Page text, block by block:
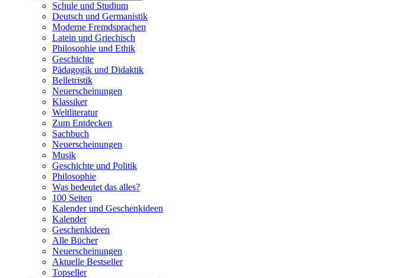
Schule und Studium
Deutsch und Germanistik
Moderne Fremdsprachen
Latein und Griechisch
Philosophie und Ethik
Geschichte
Pädagogik und Didaktik
Belletristik
Neuerscheinungen
Klassiker
Weltliteratur
Zum Entdecken
Sachbuch
Neuerscheinungen
Musik
Geschichte und Politik
Philosophie
Was bedeutet das alles?
100 Seiten
Kalender und Geschenkideen
Kalender
Geschenkideen
Alle Bücher
Neuerscheinungen
Aktuelle Bestseller
Topseller